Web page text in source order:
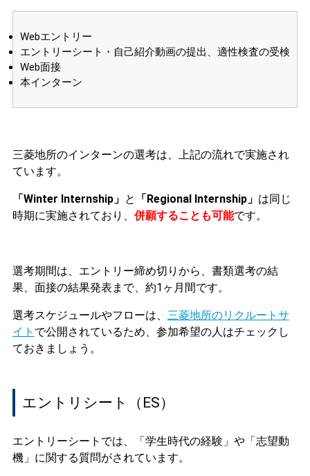
Webエントリー
エントリーシート・自己紹介動画の提出、適性検査の受検
Web面接
本インターン
三菱地所のインターンの選考は、上記の流れで実施され
ています。
「Winter Internship」 と 「Regional Internship」 は同じ
時期に実施されており、 併願することも可能です。
選考期間は、エントリー締め切りから、書類選考の結
果、面接の結果発表まで、約1ヶ月間です。
選考スケジュールやフローは、 三菱地所のリクルートサ
イト で公開されているため、参加希望の人はチェックし
ておきましょう。
エントリシート（ES）
エントリーシートでは、「学生時代の経験」や「志望動
機」に関する質問がされています。